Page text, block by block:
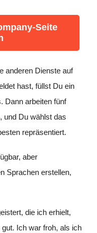
Seite
anderen Dienste auf
hast, füllst Du ein
Dann arbeiten fünf
und Du wählst das
repräsentiert.
aber
Sprachen erstellen,
die ich erhielt,
Ich war froh, als ich